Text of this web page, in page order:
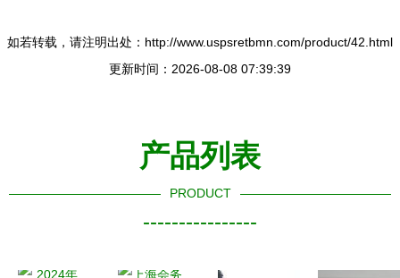
如若转载，请注明出处：http://www.uspsretbmn.com/product/42.html
更新时间：2026-08-08 07:39:39
产品列表
PRODUCT
----------------